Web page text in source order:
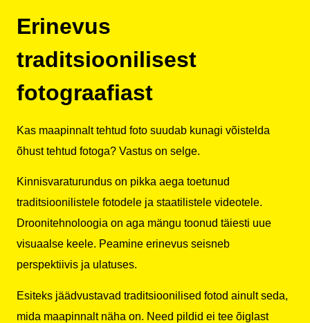
Erinevus
traditsioonilisest
fotograafiast
Kas maapinnalt tehtud foto suudab kunagi võistelda
õhust tehtud fotoga? Vastus on selge.
Kinnisvaraturundus on pikka aega toetunud
traditsioonilistele fotodele ja staatilistele videotele.
Droonitehnoloogia on aga mängu toonud täiesti uue
visuaalse keele. Peamine erinevus seisneb
perspektiivis ja ulatuses.
Esiteks jäädvustavad traditsioonilised fotod ainult seda,
mida maapinnalt näha on. Need pildid ei tee õiglast